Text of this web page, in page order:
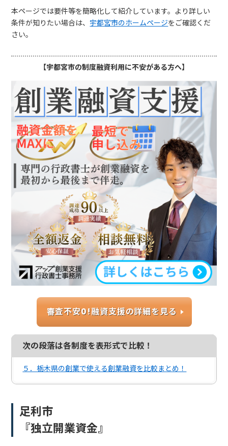
本ページでは要件等を簡略化して紹介しています。より詳しい
条件が知りたい場合は、 宇都宮市のホームページをご確認くだ
さい。
【宇都宮市の制度融資利用に不安がある方へ】
審査不安0!融資支援の詳細を見る
次の段落は各制度を表形式で比較！
５．栃木県の創業で使える創業融資を比較まとめ！
足利市
『独立開業資金』